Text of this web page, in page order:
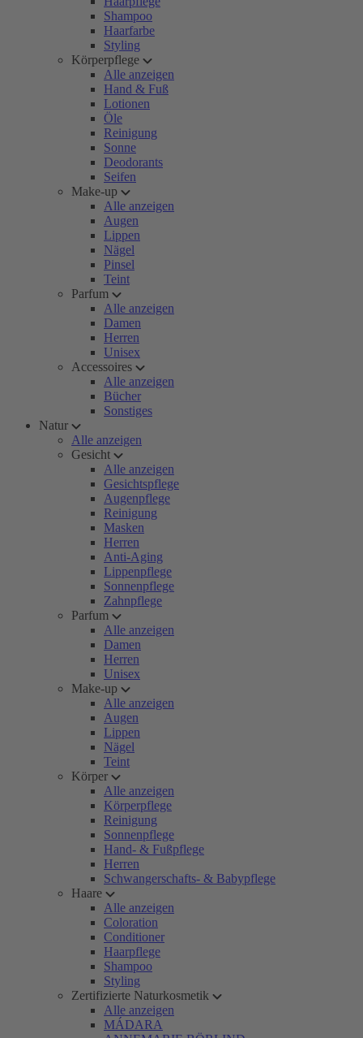
Shampoo
Haarfarbe
Styling
Körperpflege
Alle anzeigen
Hand & Fuß
Lotionen
Öle
Reinigung
Sonne
Deodorants
Seifen
Make-up
Alle anzeigen
Augen
Lippen
Nägel
Pinsel
Teint
Parfum
Alle anzeigen
Damen
Herren
Unisex
Accessoires
Alle anzeigen
Bücher
Sonstiges
Natur
Alle anzeigen
Gesicht
Alle anzeigen
Gesichtspflege
Augenpflege
Reinigung
Masken
Herren
Anti-Aging
Lippenpflege
Sonnenpflege
Zahnpflege
Parfum
Alle anzeigen
Damen
Herren
Unisex
Make-up
Alle anzeigen
Augen
Lippen
Nägel
Teint
Körper
Alle anzeigen
Körperpflege
Reinigung
Sonnenpflege
Hand- & Fußpflege
Herren
Schwangerschafts- & Babypflege
Haare
Alle anzeigen
Coloration
Conditioner
Haarpflege
Shampoo
Styling
Zertifizierte Naturkosmetik
Alle anzeigen
MÁDARA